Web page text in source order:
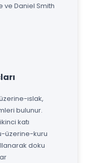
ve Daniel Smith
ıslak,
bulunur.
katı
üzerine-kuru
doku